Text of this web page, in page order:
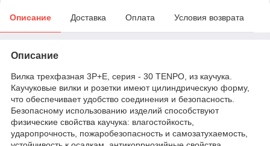
Описание Доставка Оплата Условия возврата
Описание
Вилка трехфазная 3Р+Е, серия - 30 TENPO, из каучука.
Каучуковые вилки и розетки имеют цилиндрическую форму,
что обеспечивает удобство соединения и безопасность.
Безопасному использованию изделий способствуют
физические свойства каучука: влагостойкость,
ударопрочность, пожаробезопасность и самозатухаемость,